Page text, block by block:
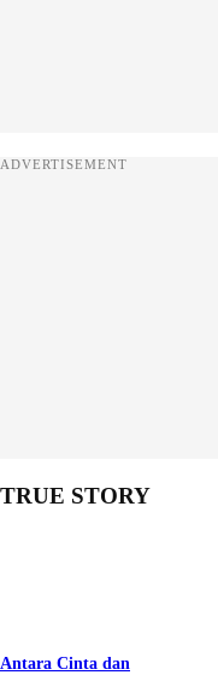
ADVERTISEMENT
TRUE STORY
Antara Cinta dan